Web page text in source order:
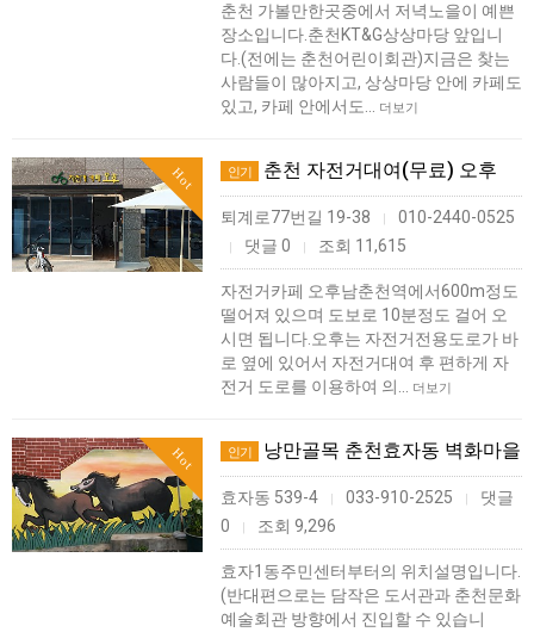
춘천 가볼만한곳중에서 저녁노을이 예쁜
장소입니다.춘천KT&G상상마당 앞입니
다.(전에는 춘천어린이회관)지금은 찾는
사람들이 많아지고, 상상마당 안에 카페도
있고, 카페 안에서도…
더보기
Hot 인기 춘천 자전거대여(무료) 오후
퇴계로77번길 19-38 | 010-2440-0525
| 댓글 0 | 조회 11,615
자전거카페 오후남춘천역에서600m정도
떨어져 있으며 도보로 10분정도 걸어 오
시면 됩니다.​오후는 자전거전용도로가 바
로 옆에 있어서 자전거대여 후 편하게 자
전거 도로를 이용하여 의…
더보기
Hot 인기 낭만골목 춘천효자동 벽화마을
효자동 539-4 | 033-910-2525 |
댓글
0
| 조회 9,296
효자1동주민센터부터의 위치설명입니다.
(반대편으로는 담작은 도서관과 춘천문화
예술회관 방향에서 진입할 수 있습니